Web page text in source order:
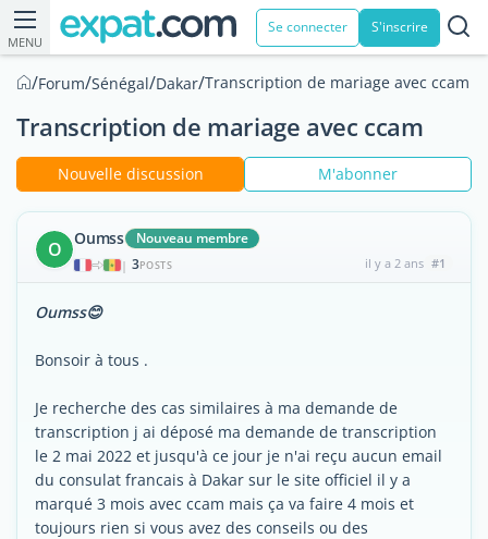
MENU
Se connecter S'inscrire
/Forum/Sénégal/Dakar/Transcription de mariage avec ccam
Transcription de mariage avec ccam
Nouvelle discussion M'abonner
O Oumss Nouveau membre
| 3POSTS il y a 2 ans #1
Oumss😊
Bonsoir à tous .
Je recherche des cas similaires à ma demande de
transcription j ai déposé ma demande de transcription
le 2 mai 2022 et jusqu'à ce jour je n'ai reçu aucun email
du consulat francais à Dakar sur le site officiel il y a
marqué 3 mois avec ccam mais ça va faire 4 mois et
toujours rien si vous avez des conseils ou des